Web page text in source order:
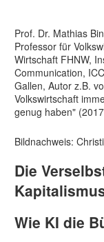
Prof. Dr. Mathias
Professor für
Wirtschaft FHNW,
Communication,
Gallen, Autor z.B.
Volkswirtschaft
genug haben"
Bildnachweis:
Die
Wie KI die